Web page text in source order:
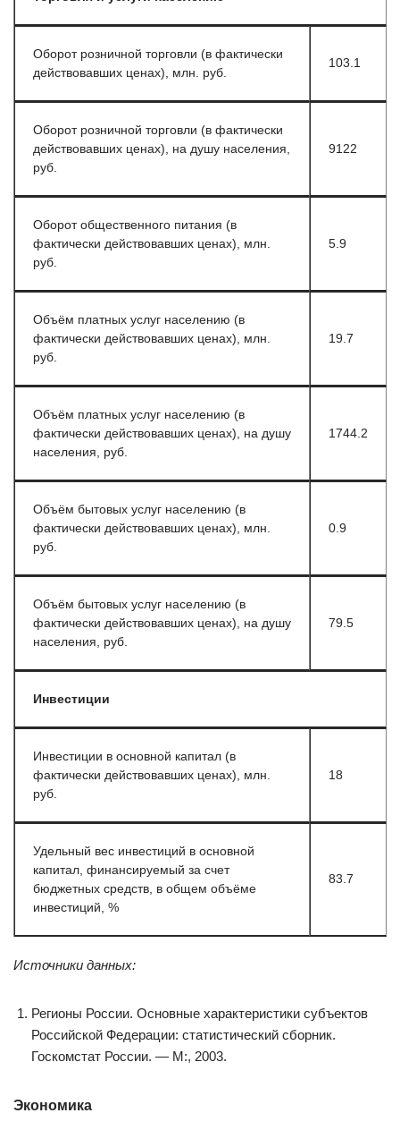
Оборот розничной торговли (в фактически
действовавших ценах), млн. руб.
103.1
Оборот розничной торговли (в фактически
действовавших ценах), на душу населения,
руб.
9122
Оборот общественного питания (в
фактически действовавших ценах), млн.
руб.
5.9
Объём платных услуг населению (в
фактически действовавших ценах), млн.
руб.
19.7
Объём платных услуг населению (в
фактически действовавших ценах), на душу
населения, руб.
1744.2
Объём бытовых услуг населению (в
фактически действовавших ценах), млн.
руб.
0.9
Объём бытовых услуг населению (в
фактически действовавших ценах), на душу
населения, руб.
79.5
Инвестиции
Инвестиции в основной капитал (в
фактически действовавших ценах), млн.
руб.
18
Удельный вес инвестиций в основной
капитал, финансируемый за счет
бюджетных средств, в общем объёме
инвестиций, %
83.7
Источники данных:
Регионы России. Основные характеристики субъектов
Российской Федерации: статистический сборник.
Госкомстат России. — М:, 2003.
Экономика